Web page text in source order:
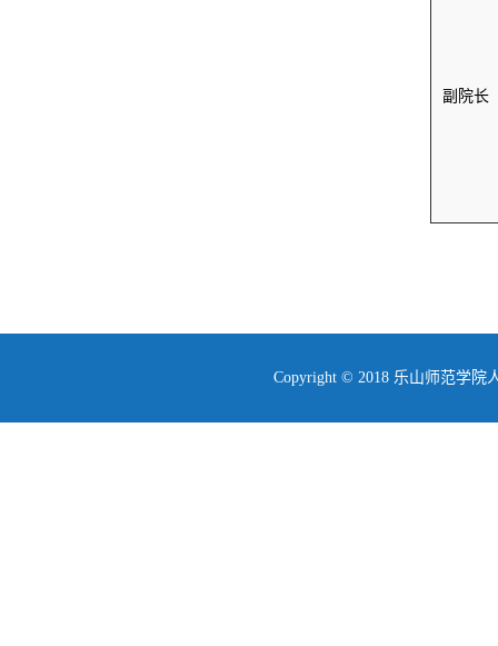
副院长
Copyright © 2018 乐山师范学院